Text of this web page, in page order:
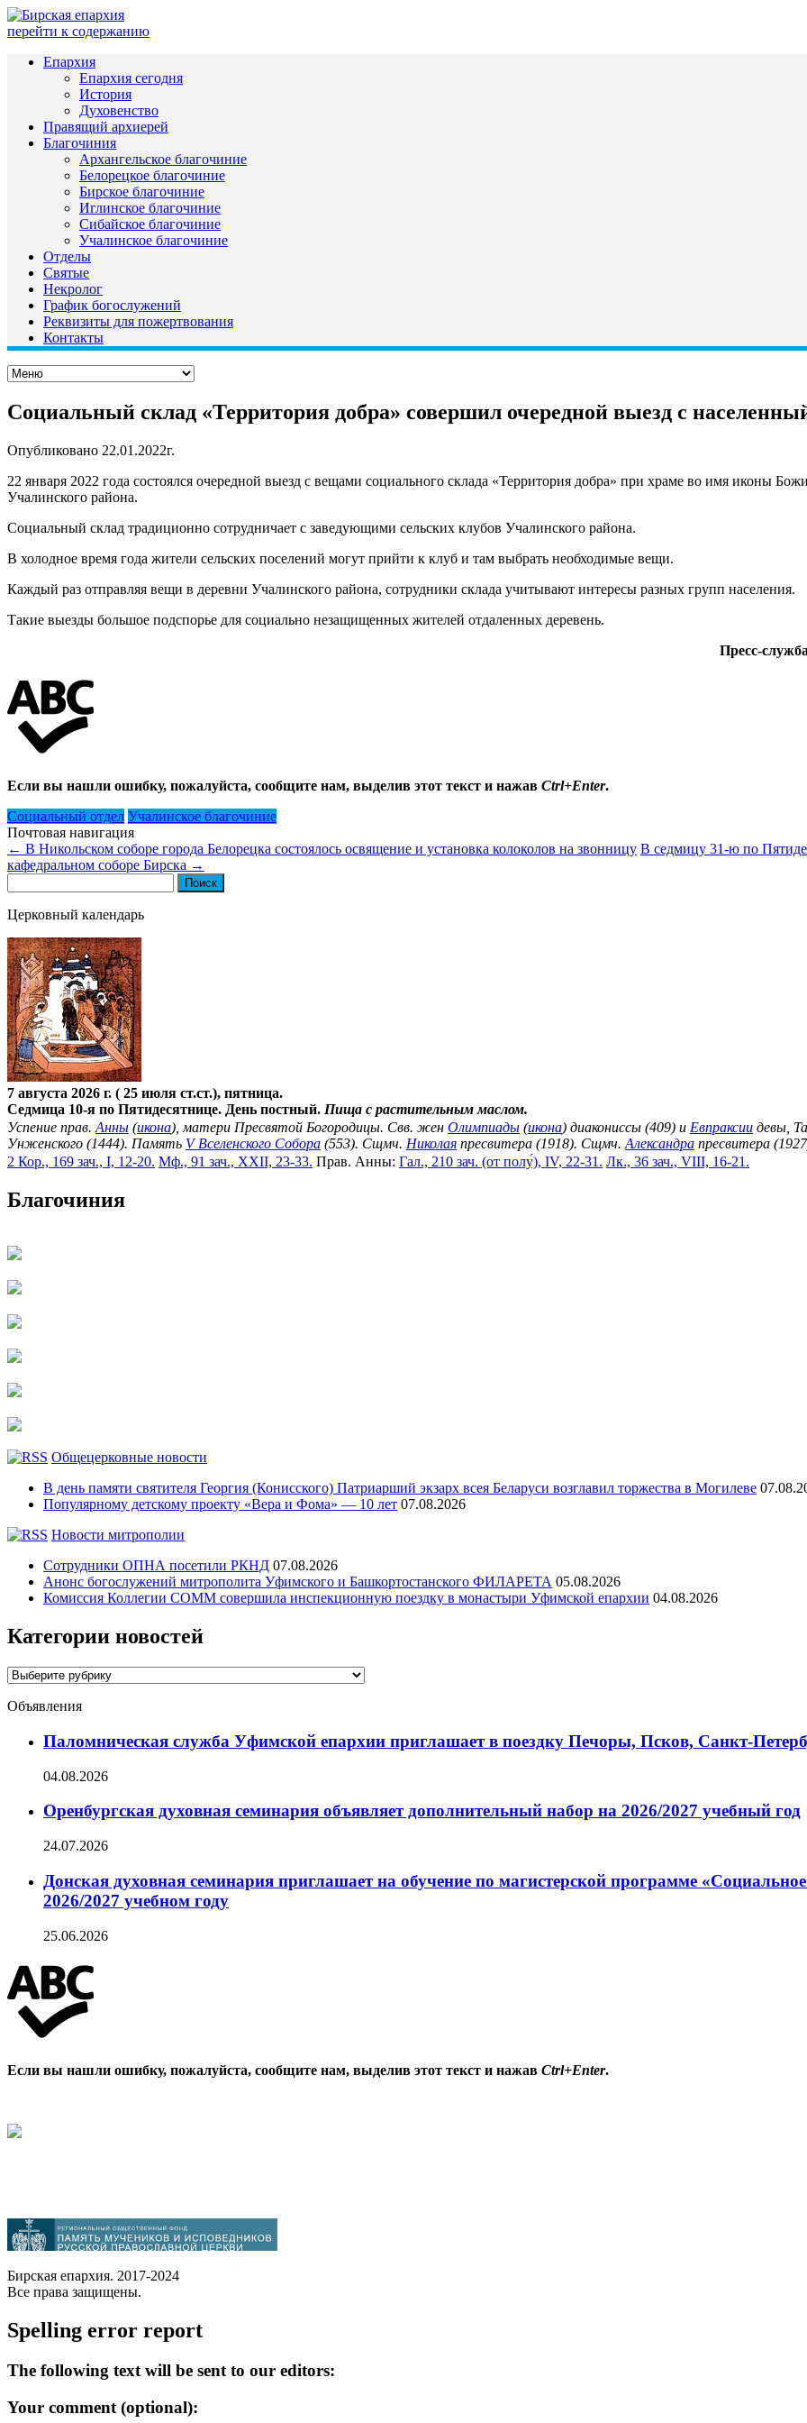
перейти к содержанию
Епархия
Епархия сегодня
История
Духовенство
Правящий архиерей
Благочиния
Архангельское благочиние
Белорецкое благочиние
Бирское благочиние
Иглинское благочиние
Сибайское благочиние
Учалинское благочиние
Отделы
Святые
Некролог
График богослужений
Реквизиты для пожертвования
Контакты
Социальный склад «Территория добра» совершил очередной выезд с
Опубликовано 22.01.2022г.
22 января 2022 года состоялся очередной выезд с вещами социального склада «Территория добра» при храме во имя иконы
Учалинского района.
Социальный склад традиционно сотрудничает с заведующими сельских клубов Учалинского района.
В холодное время года жители сельских поселений могут прийти к клуб и там выбрать необходимые вещи.
Каждый раз отправляя вещи в деревни Учалинского района, сотрудники склада учитывают интересы разных групп населения.
Такие выезды большое подспорье для социально незащищенных жителей отдаленных деревень.
Пресс-
Если вы нашли ошибку, пожалуйста, сообщите нам, выделив этот текст и нажав Ctrl+Enter.
Социальный отдел Учалинское благочиние
Почтовая навигация
← В Никольском соборе города Белорецка состоялось освящение и установка колоколов на звонницу В седмицу 31-ю по
кафедральном соборе Бирска →
Церковный календарь
7 августа 2026 г. ( 25 июля ст.ст.), пятница.
Седмица 10-я по Пятидесятнице. День постный. Пища с растительным маслом.
Успение прав. Анны (икона), матери Пресвятой Богородицы. Свв. жен Олимпиады (икона) диакониссы (409) и Евпраксии девы,
Унженского (1444). Память V Вселенского Собора (553). Сщмч. Николая пресвитера (1918). Сщмч. Александра пресвитера
2 Кор., 169 зач., I, 12-20. Мф., 91 зач., XXII, 23-33. Прав. Анны: Гал., 210 зач. (от полу́), IV, 22-31. Лк., 36 зач., VIII, 16-21.
Благочиния
Общецерковные новости
В день памяти святителя Георгия (Конисского) Патриарший экзарх всея Беларуси возглавил торжества в Могилеве
Популярному детскому проекту «Вера и Фома» — 10 лет 07.08.2026
Новости митрополии
Сотрудники ОПНА посетили РКНД 07.08.2026
Анонс богослужений митрополита Уфимского и Башкортостанского ФИЛАРЕТА 05.08.2026
Комиссия Коллегии СОММ совершила инспекционную поездку в монастыри Уфимской епархии 04.08.2026
Категории новостей
Категории
Объявления
Паломническая служба Уфимской епархии приглашает в поездку Печоры, Псков, Санкт-
04.08.2026
Оренбургская духовная семинария объявляет дополнительный набор на 2026/2027 учебный год
24.07.2026
Донская духовная семинария приглашает на обучение по магистерской программе
2026/2027 учебном году
25.06.2026
Если вы нашли ошибку, пожалуйста, сообщите нам, выделив этот текст и нажав Ctrl+Enter.
Бирская епархия. 2017-2024
Все права защищены.
Spelling error report
The following text will be sent to our editors:
Your comment (optional):